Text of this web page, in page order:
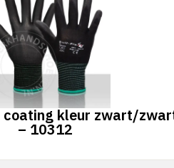
coating kleur zwart/
– 10312